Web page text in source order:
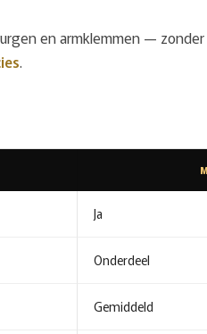
en armklemmen —
.
Ja
Onderdeel
Gemiddeld